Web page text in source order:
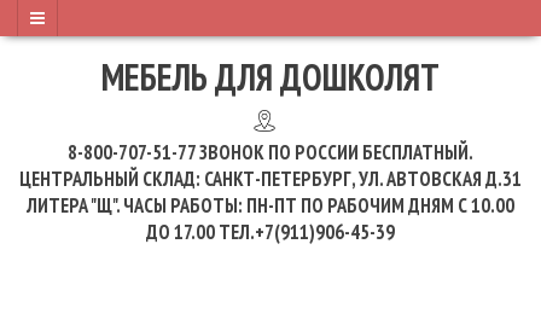
МЕБЕЛЬ ДЛЯ ДОШКОЛЯТ
8-800-707-51-77ЗВОНОК ПО РОССИИ БЕСПЛАТНЫЙ.
ЦЕНТРАЛЬНЫЙ СКЛАД: САНКТ-ПЕТЕРБУРГ, УЛ. АВТОВСКАЯ Д.31
ЛИТЕРА "Щ". ЧАСЫ РАБОТЫ: ПН-ПТ ПО РАБОЧИМ ДНЯМ С 10.00
ДО 17.00 ТЕЛ.+7(911)906-45-39